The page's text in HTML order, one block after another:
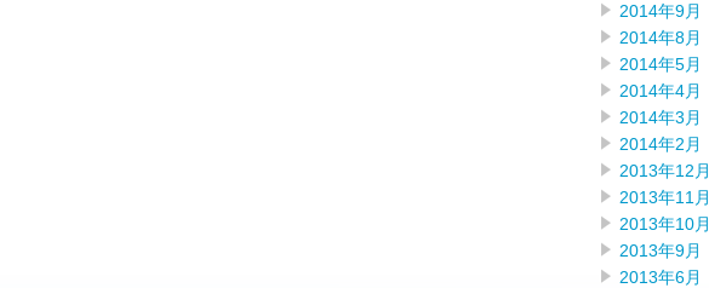
2014年9月
2014年8月
2014年5月
2014年4月
2014年3月
2014年2月
2013年12月
2013年11月
2013年10月
2013年9月
2013年6月